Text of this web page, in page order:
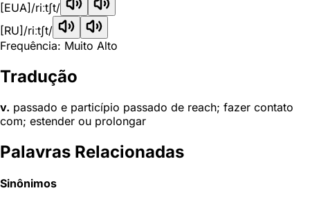
[EUA] /riːtʃt/
[RU] /riːtʃt/
Frequência: Muito Alto
Tradução
v. passado e particípio passado de reach; fazer contato
com; estender ou prolongar
Palavras Relacionadas
Sinônimos